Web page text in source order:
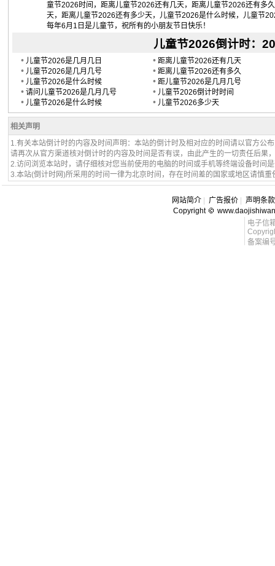
童节2026时间，距离儿童节2026还有几天，距离儿童节2026还有多
天，距离儿童节2026还有多少天，儿童节2026是什么时候，儿童节
每年6月1日是儿童节，祝所有的小朋友节日快乐！
儿童节2026倒计时：
• 儿童节2026是几月几日
• 儿童节2026是几月几号
• 儿童节2026是什么时候
• 请问儿童节2026是几月几号
• 儿童节2026是什么时候
• 距离儿童节2026还有几天
• 距离儿童节2026还有多久
• 距儿童节2026是几月几号
• 儿童节2026倒计时时间
• 儿童节2026多少天
相关声明
1.有关本站倒计时的内容及时间声明：本站的倒计时及相对应的时间请以官方公
请再次从官方渠道核对倒计时的内容及时间是否有误，由此产生的一切责任后果
2.访问浏览本站时，请仔细核对您当前使用的电脑的时间或手机等终端设备时间
3.本站(倒计时网)所采用的时间一律为北京时间，存在时间差的国家或地区请慎重
网站简介 广告报价
声明条款
Copyright
电子信
备案编